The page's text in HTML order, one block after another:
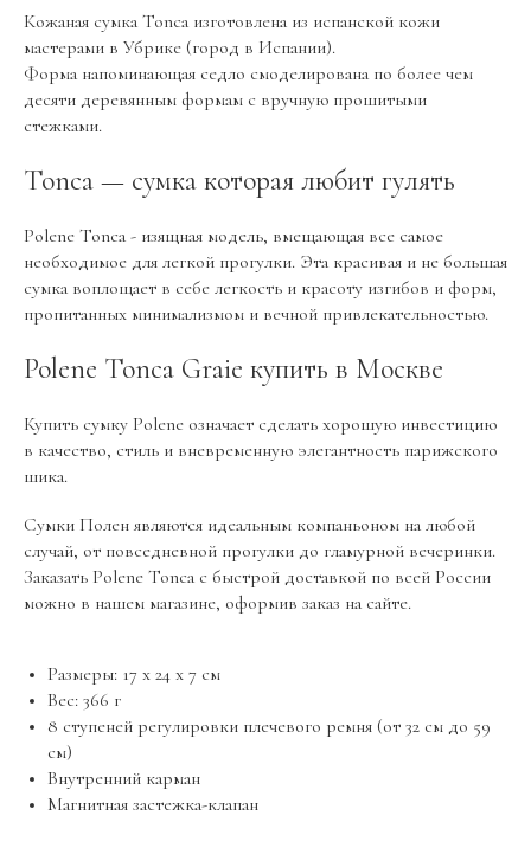
Кожаная сумка Tonca изготовлена из испанской кожи
мастерами в Убрике (город в Испании).
Форма напоминающая седло смоделирована по более чем
десяти деревянным формам с вручную прошитыми
стежками.
Tonca — сумка которая любит гулять
Polene Tonca - изящная модель, вмещающая все самое
необходимое для легкой прогулки. Эта красивая и не большая
сумка воплощает в себе легкость и красоту изгибов и форм,
пропитанных минимализмом и вечной привлекательностью.
Polene Tonca Graie купить в Москве
Купить сумку Polene означает сделать хорошую инвестицию
в качество, стиль и вневременную элегантность парижского
шика.
Сумки Полен являются идеальным компаньоном на любой
случай, от повседневной прогулки до гламурной вечеринки.
Заказать Polene Tonca с быстрой доставкой по всей России
можно в нашем магазине, оформив заказ на сайте.
Размеры: 17 х 24 х 7 см
Вес: 366 г
8 ступеней регулировки плечевого ремня (от 32 см до 59
см)
Внутренний карман
Магнитная застежка-клапан
О БРЕНДЕ